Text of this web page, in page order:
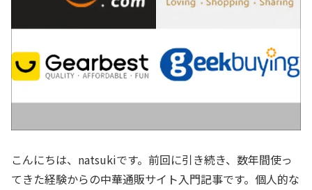
こんにちは、natsukiです。前回に引き続き、数年間使っ
てきた経験からの中華通販サイト入門記事です。個人的な